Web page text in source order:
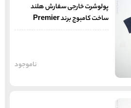
پولوشرت خارجی سفارش هلند
ساخت کامبوج برند Premier
ناموجود